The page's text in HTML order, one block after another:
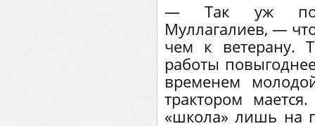
— Так уж
Муллагалиев, —
чем к ветерану.
работы
временем
трактором
«школа» лишь на